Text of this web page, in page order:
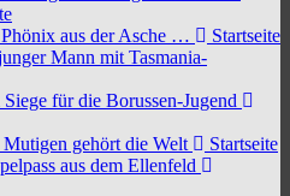
aus der Asche …
Startseite
Mann mit Tasmania-
für die Borussen-Jugend
gehört die Welt
Startseite
aus dem Ellenfeld